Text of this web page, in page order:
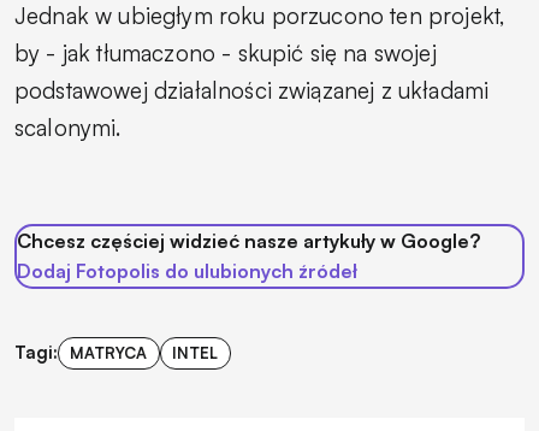
Jednak w ubiegłym roku porzucono ten projekt,
by - jak tłumaczono - skupić się na swojej
podstawowej działalności związanej z układami
scalonymi.
Chcesz częściej widzieć nasze artykuły w Google?
Dodaj Fotopolis do ulubionych źródeł
Tagi: MATRYCA INTEL